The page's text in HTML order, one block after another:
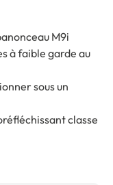
M9i
à faible garde au
sous un
classe